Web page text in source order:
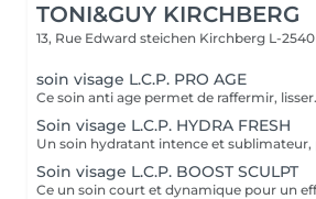
TONI&GUY KIRCHBERG
13, Rue Edward steichen Kirchberg L-2540
soin visage L.C.P. PRO AGE
Soin visage L.C.P. HYDRA FRESH
Soin visage L.C.P. BOOST SCULPT